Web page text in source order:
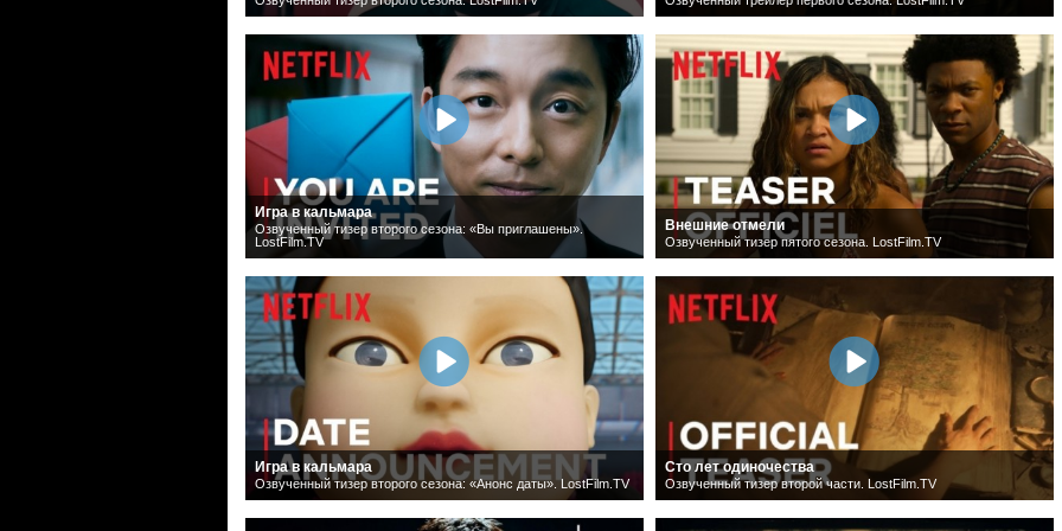
Игра в кальмара
Озвученный тизер второго сезона: «Вы приглашены».
LostFilm.TV
Игра в кальмара
Озвученный тизер второго сезона: «Анонс даты». LostFilm.TV
Внешние отмели
Озвученный тизер пятого сезона. LostFilm.TV
Сто лет одиночества
Озвученный тизер второй части. LostFilm.TV